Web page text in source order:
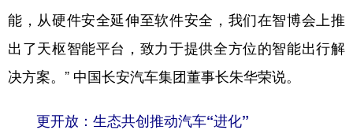
能，从硬件安全延伸至软件安全，我们在智博会上推
出了天枢智能平台，致力于提供全方位的智能出行解
决方案。” 中国长安汽车集团董事长朱华荣说。
更开放：生态共创推动汽车“进化”